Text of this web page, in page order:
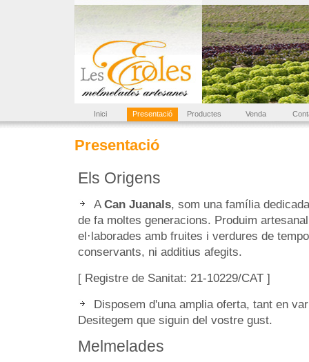
Inici Presentació Productes Venda
Presentació
Els Origens
A Can Juanals, som una família
de fa moltes generacions. Produim
el·laborades amb fruites i verdures de
conservants, ni additius afegits.
[ Registre de Sanitat: 21-10229/CAT ]
Disposem d'una amplia oferta, tant en
Desitegem que siguin del vostre gust.
Melmelades